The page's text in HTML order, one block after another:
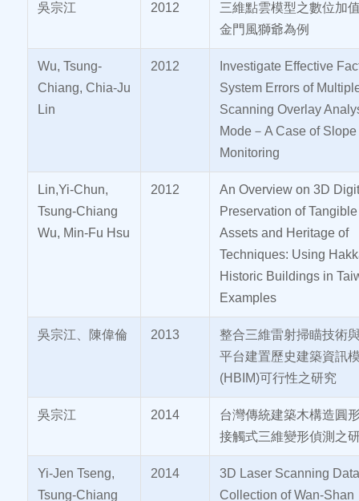
吳宗江 2012
三維點雲模型之數位加
金門風獅爺為例
Wu, Tsung-
Chiang, Chia-Ju
Lin
2012
Investigate Effective
System Errors of
Scanning Overlay
Mode－A Case of Slope
Monitoring
Lin,Yi-Chun,
Tsung-Chiang
Wu, Min-Fu Hsu
2012
An Overview on 3D
Preservation of
Assets and Heritage of
Techniques: Using
Historic Buildings in
Examples
吳宗江、陳偉倫 2013
整合三維雷射掃瞄技術
平台建置歷史建築資訊
(HBIM)可行性之研究
吳宗江 2014
台灣傳統建築木構造圓
接觸式三維變形偵測之
Yi-Jen Tseng,
Tsung-Chiang
2014
3D Laser Scanning Data
Collection of Wan-Shan